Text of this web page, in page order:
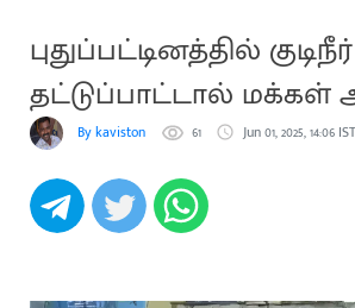
புதுப்பட்டினத்தில் குடிநீர்
தட்டுப்பாட்டால் மக்கள்
By kaviston 61 Jun 01, 2025, 14:06 IST